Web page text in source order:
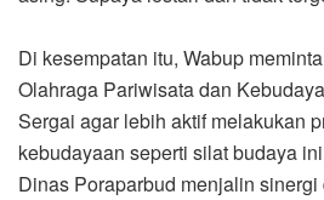
Di kesempatan itu, Wabup
Olahraga Pariwisata dan
Sergai agar lebih aktif melakukan
kebudayaan seperti silat budaya
Dinas Poraparbud menjalin